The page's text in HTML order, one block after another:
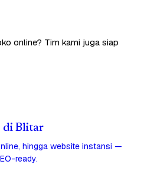
online? Tim kami juga siap
di Blitar
hingga website instansi —
ready.